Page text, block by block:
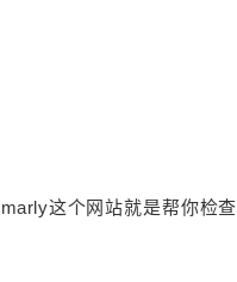
这个网站就是帮你检查